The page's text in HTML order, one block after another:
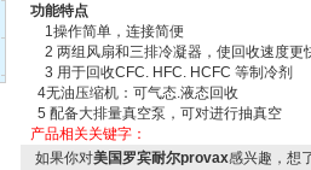
功能特点
1操作简单，连接简便
2 两组风扇和三排冷凝器，使回收速度更
3 用于回收CFC. HFC. HCFC 等制冷剂
4无油压缩机：可气态.液态回收
5 配备大排量真空泵，可对进行抽真空
产品相关关键字：
如果你对美国罗宾耐尔provax感兴趣，想